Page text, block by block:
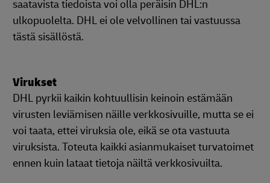
saatavista tiedoista voi olla peräisin DHL:n
ulkopuolelta. DHL ei ole velvollinen tai vastuussa
tästä sisällöstä.
Virukset
DHL pyrkii kaikin kohtuullisin keinoin estämään
virusten leviämisen näille verkkosivuille, mutta se ei
voi taata, ettei viruksia ole, eikä se ota vastuuta
viruksista. Toteuta kaikki asianmukaiset turvatoimet
ennen kuin lataat tietoja näiltä verkkosivuilta.